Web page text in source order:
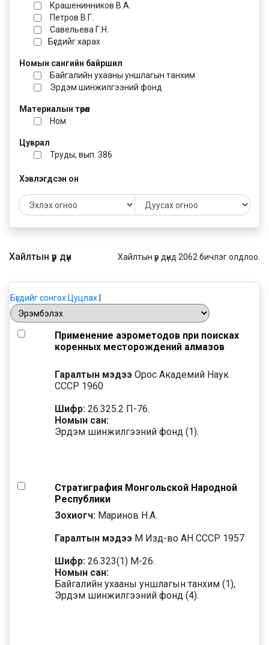
Крашенинников В.А.
Петров В.Г.
Савельева Г.Н.
Бүгдийг харах
Номын сангийн байршил
Байгалийн ухааны уншлагын танхим
Эрдэм шинжилгээний фонд
Материалын төрөл
Ном
Цуврал
Труды, вып. 386
Хэвлэгдсэн он
Хайлтын үр дүн Хайлтын үр дүнд 2062 бичлэг олдлоо.
Бүгдийг сонгох Цуцлах
Применение аэрометодов при поисках
коренных месторождений алмазов
Гаралтын мэдээ Орос Академий Наук
СССР 1960
Шифр: 26.325.2 П-76.
Номын сан:
Эрдэм шинжилгээний фонд (1).
Стратиграфия Монгольской Народной
Республики
Зохиогч: Маринов Н.А.
Гаралтын мэдээ М Изд-во АН СССР 1957
Шифр: 26.323(1) М-26.
Номын сан:
Байгалийн ухааны уншлагын танхим (1),
Эрдэм шинжилгээний фонд (4).